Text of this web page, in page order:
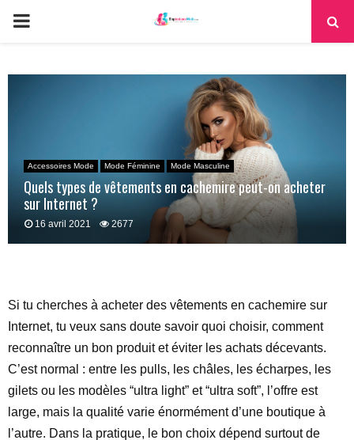
PRIMARY
Accessoires Mode Mode Féminine Mode Masculine
Quels types de vêtements en cachemire peut-on acheter
sur Internet ?
16 avril 2021 2677
Si tu cherches à acheter des vêtements en cachemire sur
Internet, tu veux sans doute savoir quoi choisir, comment
reconnaître un bon produit et éviter les achats décevants.
C’est normal : entre les pulls, les châles, les écharpes, les
gilets ou les modèles “ultra light” et “ultra soft”, l’offre est
large, mais la qualité varie énormément d’une boutique à
l’autre. Dans la pratique, le bon choix dépend surtout de